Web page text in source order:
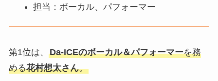
担当：ボーカル、パフォーマー
第1位は、 Da-iCEのボーカル＆パフォーマーを務
める花村想太さん。